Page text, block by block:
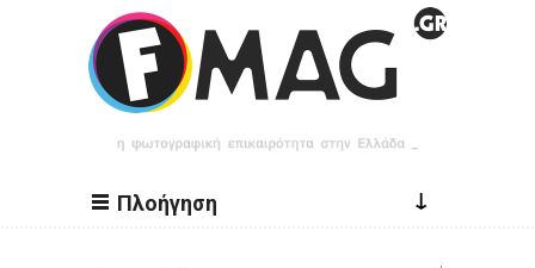
Παράκαμψη προς το κυρίως περιεχόμενο
Πλοήγηση ↓